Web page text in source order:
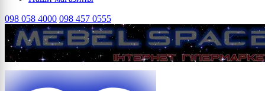
098 058 4000 098 457 0555